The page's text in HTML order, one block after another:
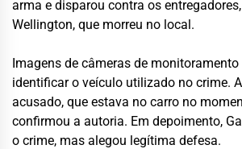
arma e disparou contra os
Wellington, que morreu no local.
Imagens de câmeras de
identificar o veículo utilizado no crime.
acusado, que estava no carro no
confirmou a autoria. Em depoimento,
o crime, mas alegou legítima defesa.